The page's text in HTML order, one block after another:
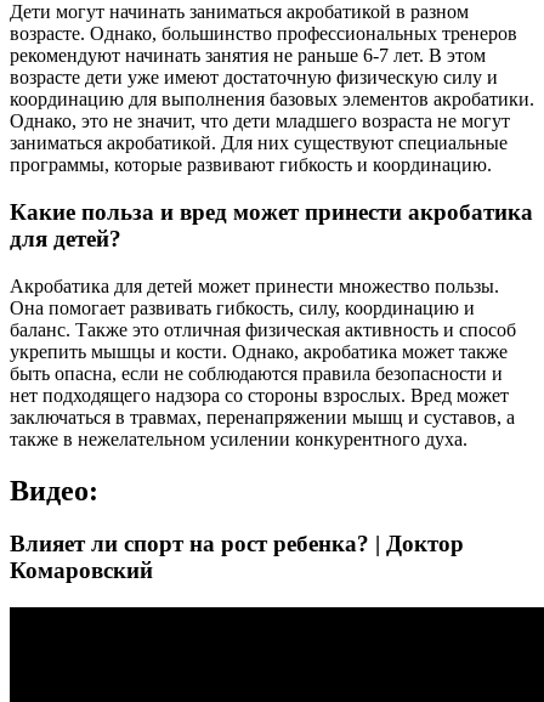
Дети могут начинать заниматься акробатикой в разном
возрасте. Однако, большинство профессиональных тренеров
рекомендуют начинать занятия не раньше 6-7 лет. В этом
возрасте дети уже имеют достаточную физическую силу и
координацию для выполнения базовых элементов акробатики.
Однако, это не значит, что дети младшего возраста не могут
заниматься акробатикой. Для них существуют специальные
программы, которые развивают гибкость и координацию.
Какие польза и вред может принести акробатика
для детей?
Акробатика для детей может принести множество пользы.
Она помогает развивать гибкость, силу, координацию и
баланс. Также это отличная физическая активность и способ
укрепить мышцы и кости. Однако, акробатика может также
быть опасна, если не соблюдаются правила безопасности и
нет подходящего надзора со стороны взрослых. Вред может
заключаться в травмах, перенапряжении мышц и суставов, а
также в нежелательном усилении конкурентного духа.
Видео:
Влияет ли спорт на рост ребенка? | Доктор
Комаровский